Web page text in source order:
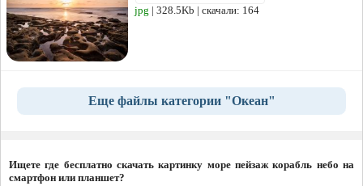
jpg | 328.5Kb | скачали: 164
Еще файлы категории "Океан"
Ищете где бесплатно скачать картинку море пейзаж корабль небо на
смартфон или планшет?